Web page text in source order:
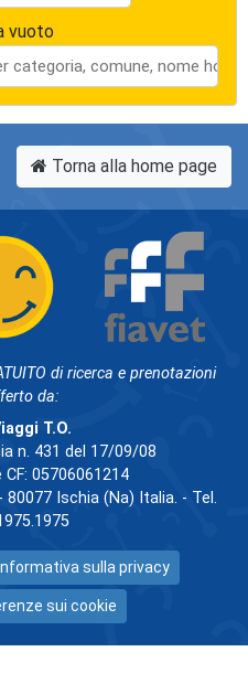
vuoto
Torna alla home page
di ricerca e prenotazioni
da:
T.O.
n. 431 del 17/09/08
05706061214
Ischia (Na) Italia. - Tel.
Informativa sulla privacy
sui cookie